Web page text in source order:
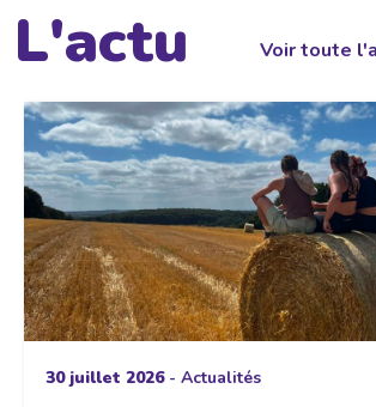
L'actu Voir toute
30 juillet 2026- Actualités